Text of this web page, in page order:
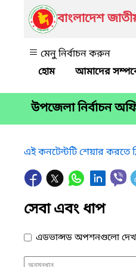
বাংলাদেশ
মেনু নির্বাচন করুন
আমাদের
উপজেলা নির্বাচন
এই কনটেন্টটি শেয়ার করতে
সেবা এবং ধাপ
এডভান্সড অপশনগুলো